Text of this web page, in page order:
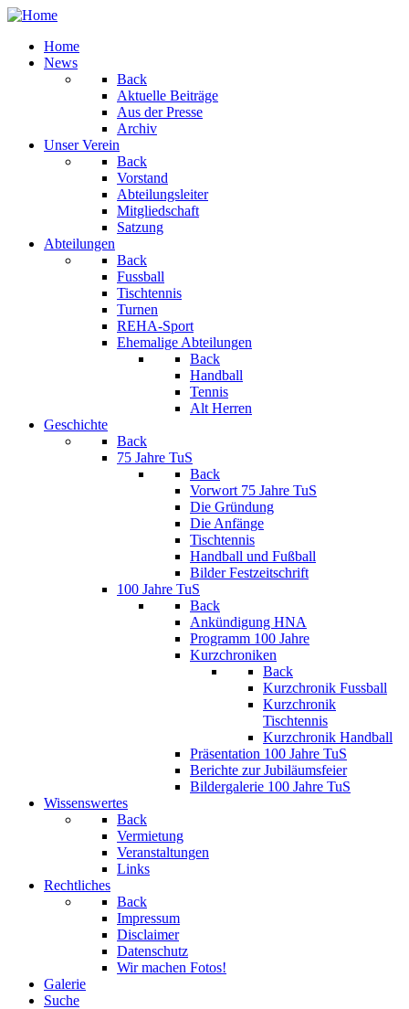
Home
News
Back
Aktuelle Beiträge
Aus der Presse
Archiv
Unser Verein
Back
Vorstand
Abteilungsleiter
Mitgliedschaft
Satzung
Abteilungen
Back
Fussball
Tischtennis
Turnen
REHA-Sport
Ehemalige Abteilungen
Back
Handball
Tennis
Alt Herren
Geschichte
Back
75 Jahre TuS
Back
Vorwort 75 Jahre TuS
Die Gründung
Die Anfänge
Tischtennis
Handball und Fußball
Bilder Festzeitschrift
100 Jahre TuS
Back
Ankündigung HNA
Programm 100 Jahre
Kurzchroniken
Back
Kurzchronik Fussball
Kurzchronik
Tischtennis
Kurzchronik Handball
Präsentation 100 Jahre TuS
Berichte zur Jubiläumsfeier
Bildergalerie 100 Jahre TuS
Wissenswertes
Back
Vermietung
Veranstaltungen
Links
Rechtliches
Back
Impressum
Disclaimer
Datenschutz
Wir machen Fotos!
Galerie
Suche